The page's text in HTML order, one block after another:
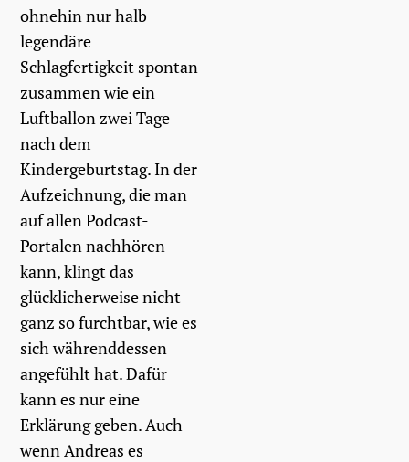
ohnehin nur halb
legendäre
Schlagfertigkeit spontan
zusammen wie ein
Luftballon zwei Tage
nach dem
Kindergeburtstag. In der
Aufzeichnung, die man
auf allen Podcast-
Portalen nachhören
kann, klingt das
glücklicherweise nicht
ganz so furchtbar, wie es
sich währenddessen
angefühlt hat. Dafür
kann es nur eine
Erklärung geben. Auch
wenn Andreas es